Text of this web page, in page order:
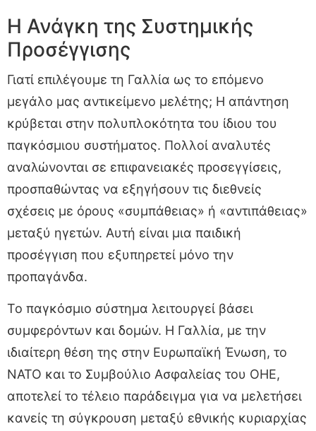
Η Ανάγκη της Συστημικής
Προσέγγισης
Γιατί επιλέγουμε τη Γαλλία ως το επόμενο
μεγάλο μας αντικείμενο μελέτης; Η απάντηση
κρύβεται στην πολυπλοκότητα του ίδιου του
παγκόσμιου συστήματος. Πολλοί αναλυτές
αναλώνονται σε επιφανειακές προσεγγίσεις,
προσπαθώντας να εξηγήσουν τις διεθνείς
σχέσεις με όρους «συμπάθειας» ή «αντιπάθειας»
μεταξύ ηγετών. Αυτή είναι μια παιδική
προσέγγιση που εξυπηρετεί μόνο την
προπαγάνδα.
Το παγκόσμιο σύστημα λειτουργεί βάσει
συμφερόντων και δομών. Η Γαλλία, με την
ιδιαίτερη θέση της στην Ευρωπαϊκή Ένωση, το
ΝΑΤΟ και το Συμβούλιο Ασφαλείας του ΟΗΕ,
αποτελεί το τέλειο παράδειγμα για να μελετήσει
κανείς τη σύγκρουση μεταξύ εθνικής κυριαρχίας